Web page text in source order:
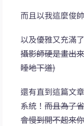
而且以我這麼俊
以及優雅又充滿
攝影師硬是畫出
睡地下道)
還有直到這篇文
系統！而且為了
會慢到開不起來